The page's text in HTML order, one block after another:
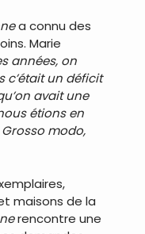
a connu des
Marie
années, on
c’était un déficit
avait une
étions en
modo,
maisons de la
rencontre une